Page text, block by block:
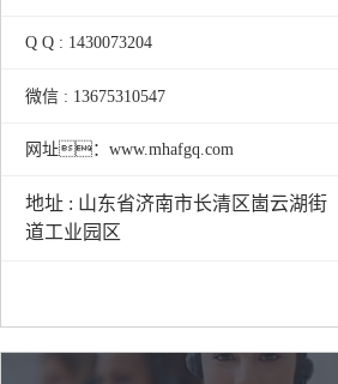
Q Q : 1430073204
微信 : 13675310547
网址：www.mhafgq.com
地址 : 山东省济南市长清区崮云湖街
道工业园区